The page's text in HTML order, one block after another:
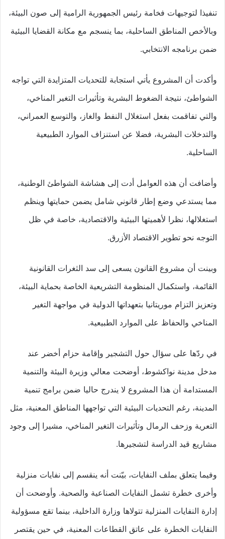
تنفيذا لتوجيهات فخامة رئيس الجمهورية الرامية إلى صون البيئة،
وبالأخص المناطق الساحلية، بما ينسجم مع مكانة القضايا البيئية
ضمن برنامجه الانتخابي.
وأكدت أن المشروع يأتي استجابة للتحديات المتزايدة التي تواجه
الشواطئ، نتيجة الضغوط البشرية وتأثيرات التغير المناخي،
والتي تفاقمت بفعل استغلال النفط والغاز، والتوسع العمراني،
والتدخلات البشرية، فضلا عن استنزاف الموارد الطبيعية
الساحلية.
وأضافت أن هذه العوامل أدت إلى هشاشة الشواطئ الوطنية،
مما يستدعي وضع إطار قانوني شامل يضمن حمايتها وينظم
استغلالها، نظرا لأهميتها البيئية والاقتصادية، خاصة في ظل
التوجه نحو تطوير الاقتصاد الأزرق.
وبينت أن مشروع القانون يسعى إلى سد الثغرات القانونية
القائمة، واستكمال المنظومة التشريعية الخاصة بحماية البيئة،
وتعزيز التزام موريتانيا بتعهداتها الدولية في مواجهة التغير
المناخي والحفاظ على الموارد الطبيعية.
في ردّها على سؤال حول التشجير وإقامة حزام أخضر عند
مدخل مدينة نواكشوط، أوضحت معالي وزيرة البيئة والتنمية
المستدامة أن هذا المشروع لا يندرج حاليا ضمن برامج تنمية
المدينة، رغم التحديات البيئية التي تواجهها المناطق المعنية، مثل
التعرية وزحف الرمال وتأثيرات التغير المناخي، مشيرا إلى وجود
مشاريع قيد الدراسة لتشجيرها.
وفيما يتعلق بملف النفايات، بيّنت أنه ينقسم إلى نفايات منزلية
وأخرى خطرة تشمل النفايات الصناعية والصحية. وأوضحت أن
إدارة النفايات المنزلية تتولاها وزارة الداخلية، بينما تقع مسؤولية
النفايات الخطرة على عاتق القطاعات المعنية، في حين يقتصر